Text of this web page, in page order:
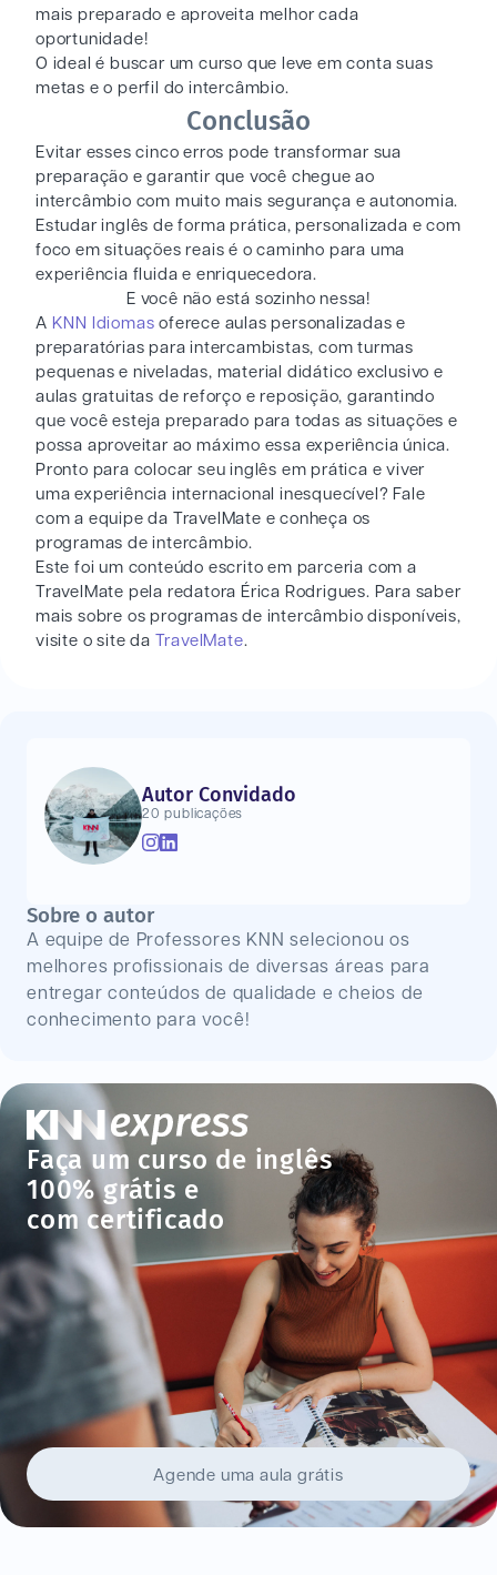
Faça um curso de inglês
100% grátis e
com certificado
Agende uma aula grátis
mais preparado e aproveita melhor cada
oportunidade!
O ideal é buscar um curso que leve em conta suas
metas e o perfil do intercâmbio.
Conclusão
Evitar esses cinco erros pode transformar sua
preparação e garantir que você chegue ao
intercâmbio com muito mais segurança e autonomia.
Estudar inglês de forma prática, personalizada e com
foco em situações reais é o caminho para uma
experiência fluida e enriquecedora.
E você não está sozinho nessa!
A KNN Idiomas oferece aulas personalizadas e
preparatórias para intercambistas, com turmas
pequenas e niveladas, material didático exclusivo e
aulas gratuitas de reforço e reposição, garantindo
que você esteja preparado para todas as situações e
possa aproveitar ao máximo essa experiência única.
Pronto para colocar seu inglês em prática e viver
uma experiência internacional inesquecível? Fale
com a equipe da TravelMate e conheça os
programas de intercâmbio.
Este foi um conteúdo escrito em parceria com a
TravelMate pela redatora Érica Rodrigues. Para saber
mais sobre os programas de intercâmbio disponíveis,
visite o site da
TravelMate.
Autor Convidado
20 publicações
Sobre o autor
A equipe de Professores KNN selecionou os
melhores profissionais de diversas áreas para
entregar conteúdos de qualidade e cheios de
conhecimento para você!